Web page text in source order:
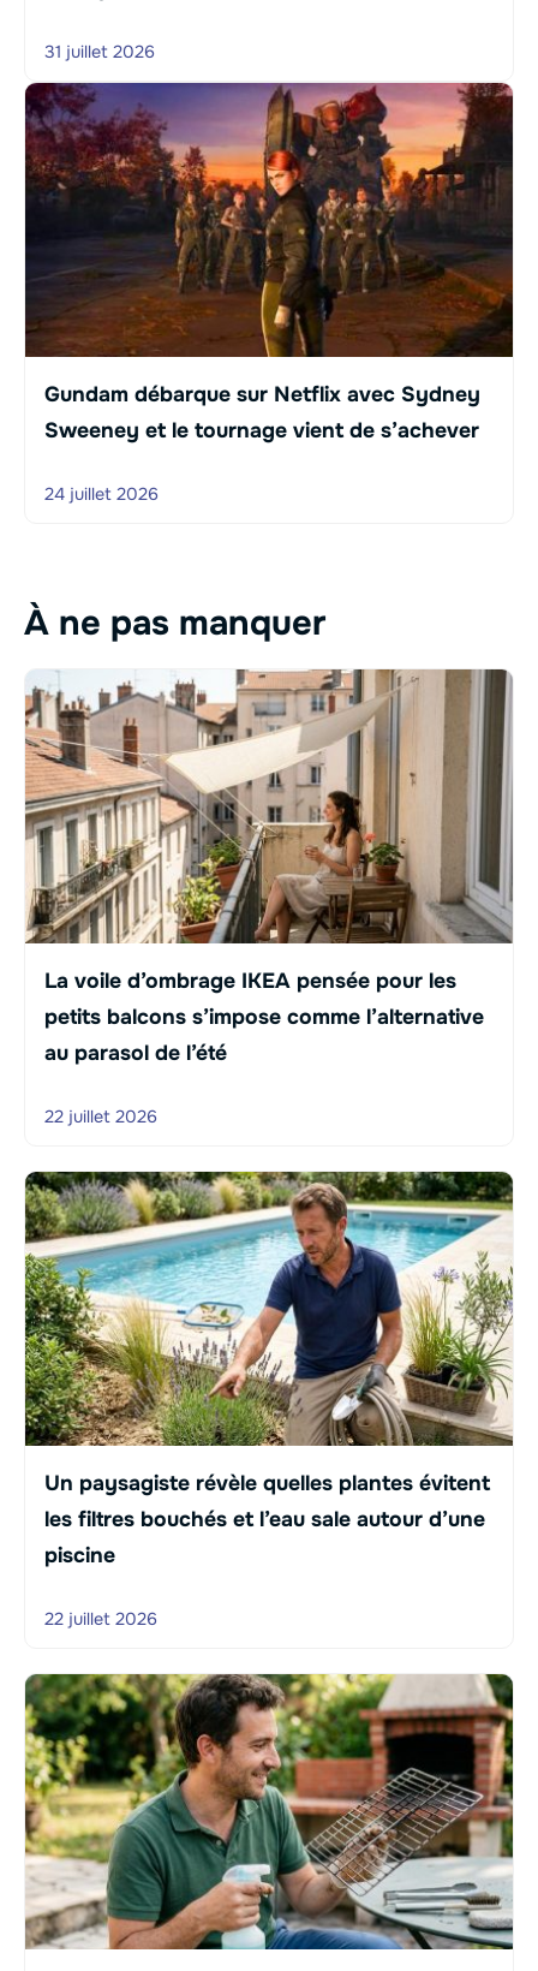
31 juillet 2026
Gundam débarque sur Netflix avec Sydney
Sweeney et le tournage vient de s’achever
24 juillet 2026
À ne pas manquer
La voile d’ombrage IKEA pensée pour les
petits balcons s’impose comme l’alternative
au parasol de l’été
22 juillet 2026
Un paysagiste révèle quelles plantes évitent
les filtres bouchés et l’eau sale autour d’une
piscine
22 juillet 2026